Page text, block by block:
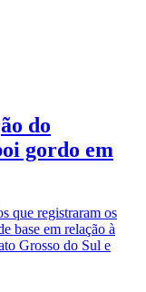
do
gordo em
que registraram os
base em relação à
Grosso do Sul e